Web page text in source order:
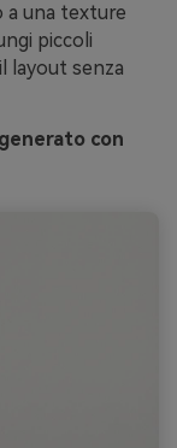
a una texture
piccoli
layout senza
con